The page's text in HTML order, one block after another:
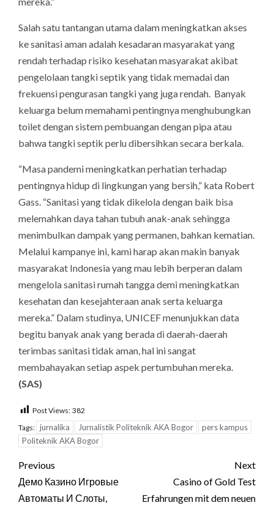
Salah satu tantangan utama dalam meningkatkan akses
ke sanitasi aman adalah kesadaran masyarakat yang
rendah terhadap risiko kesehatan masyarakat akibat
pengelolaan tangki septik yang tidak memadai dan
frekuensi pengurasan tangki yang juga rendah. Banyak
keluarga belum memahami pentingnya menghubungkan
toilet dengan sistem pembuangan dengan pipa atau
bahwa tangki septik perlu dibersihkan secara berkala.
“Masa pandemi meningkatkan perhatian terhadap
pentingnya hidup di lingkungan yang bersih,” kata Robert
Gass. “Sanitasi yang tidak dikelola dengan baik bisa
melemahkan daya tahan tubuh anak-anak sehingga
menimbulkan dampak yang permanen, bahkan kematian.
Melalui kampanye ini, kami harap akan makin banyak
masyarakat Indonesia yang mau lebih berperan dalam
mengelola sanitasi rumah tangga demi meningkatkan
kesehatan dan kesejahteraan anak serta keluarga
mereka.” Dalam studinya, UNICEF menunjukkan data
begitu banyak anak yang berada di daerah-daerah
terimbas sanitasi tidak aman, hal ini sangat
membahayakan setiap aspek pertumbuhan mereka.
(SAS)
Post Views: 382
Tags: jurnalika Jurnalistik Politeknik AKA Bogor
pers kampus
Politeknik AKA Bogor
Post
navigation
Previous
Демо Казино Игровые
Автоматы И Слоты,
Next
Casino of Gold Test
Erfahrungen mit dem neuen